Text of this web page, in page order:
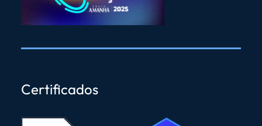
Certificados